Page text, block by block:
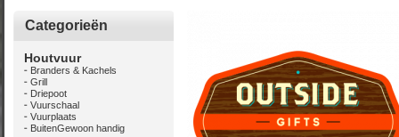
Categorieën
Houtvuur
Branders & Kachels
Grill
Driepoot
Vuurschaal
Vuurplaats
BuitenGewoon handig